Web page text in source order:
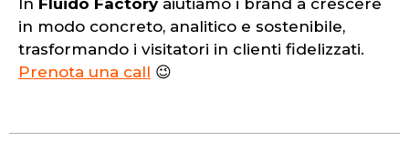
in modo concreto, analitico e sostenibile,
trasformando i visitatori in clienti fidelizzati.
Prenota una call 😉